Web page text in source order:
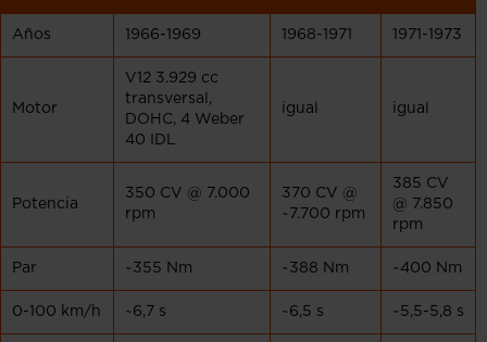
Años 1966-1969 1968-1971 1971-1973
Motor
V12 3.929 cc
transversal,
DOHC, 4 Weber
40 IDL
igual igual
Potencia
350 CV @ 7.000
rpm
370 CV @
~7.700 rpm
385 CV
@ 7.850
rpm
Par ~355 Nm ~388 Nm ~400 Nm
0-100 km/h ~6,7 s ~6,5 s ~5,5-5,8 s